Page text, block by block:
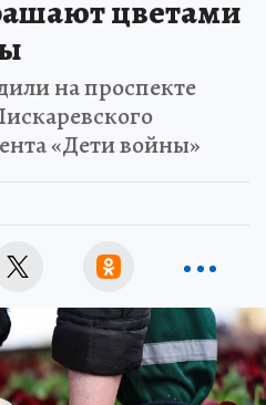
цветами
на проспекте
«Дети войны»